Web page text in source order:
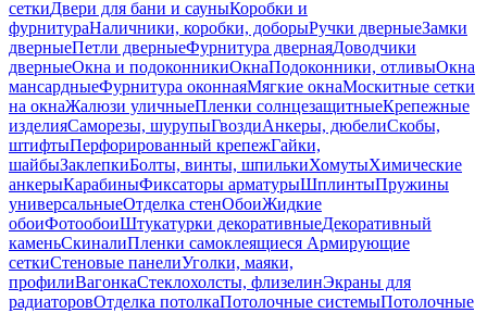
сеткиДвери для бани и сауныКоробки и
фурнитураНаличники, коробки, доборыРучки дверныеЗамки
дверныеПетли дверныеФурнитура двернаяДоводчики
дверныеОкна и подоконникиОкнаПодоконники, отливыОкна
мансардныеФурнитура оконнаяМягкие окнаМоскитные сетки
на окнаЖалюзи уличныеПленки солнцезащитныеКрепежные
изделияСаморезы, шурупыГвоздиАнкеры, дюбелиСкобы,
штифтыПерфорированный крепежГайки,
шайбыЗаклепкиБолты, винты, шпилькиХомутыХимические
анкерыКарабиныФиксаторы арматурыШплинтыПружины
универсальныеОтделка стенОбоиЖидкие
обоиФотообоиШтукатурки декоративныеДекоративный
каменьСкиналиПленки самоклеящиеся Армирующие
сеткиСтеновые панелиУголки, маяки,
профилиВагонкаСтеклохолсты, флизелинЭкраны для
радиаторовОтделка потолкаПотолочные системыПотолочные